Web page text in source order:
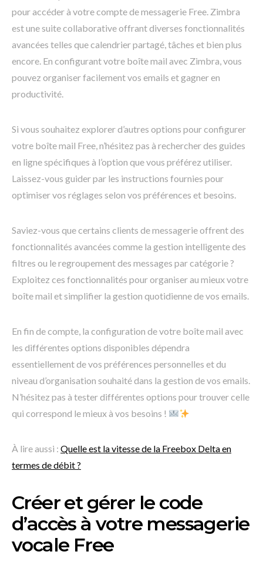
pour accéder à votre compte de messagerie Free. Zimbra
est une suite collaborative offrant diverses fonctionnalités
avancées telles que calendrier partagé, tâches et bien plus
encore. En configurant votre boîte mail avec Zimbra, vous
pouvez organiser facilement vos emails et gagner en
productivité.
Si vous souhaitez explorer d’autres options pour configurer
votre boîte mail Free, n’hésitez pas à rechercher des guides
en ligne spécifiques à l’option que vous préférez utiliser.
Laissez-vous guider par les instructions fournies pour
optimiser vos réglages selon vos préférences et besoins.
Saviez-vous que certains clients de messagerie offrent des
fonctionnalités avancées comme la gestion intelligente des
filtres ou le regroupement des messages par catégorie ?
Exploitez ces fonctionnalités pour organiser au mieux votre
boîte mail et simplifier la gestion quotidienne de vos emails.
En fin de compte, la configuration de votre boîte mail avec
les différentes options disponibles dépendra
essentiellement de vos préférences personnelles et du
niveau d’organisation souhaité dans la gestion de vos emails.
N’hésitez pas à tester différentes options pour trouver celle
qui correspond le mieux à vos besoins !
À lire aussi : Quelle est la vitesse de la Freebox Delta en
termes de débit ?
Créer et gérer le code
d’accès à votre messagerie
vocale Free